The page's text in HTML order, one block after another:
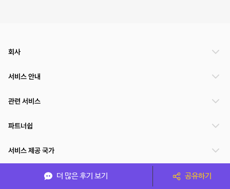
더 많은 후기 보기 공유하기
회사
서비스 안내
관련 서비스
파트너쉽
서비스 제공 국가